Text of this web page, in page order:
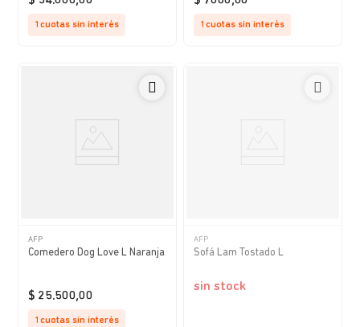
1 cuotas sin interés 1 cuotas sin interés
AFP
Comedero Dog Love L Naranja
$ 25.500,00
1 cuotas sin interés
AFP
Sofá Lam Tostado L
sin stock